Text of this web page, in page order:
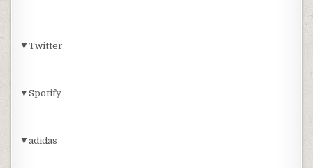
▼Twitter
▼Spotify
▼adidas